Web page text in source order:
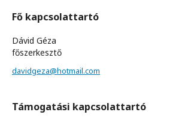
Fő kapcsolattartó
Dávid Géza
főszerkesztő
davidgeza@hotmail.com
Támogatási kapcsolattartó